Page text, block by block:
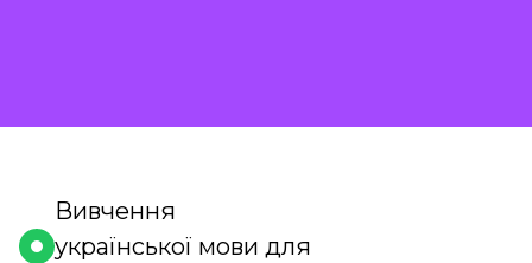
Вивчення
української мови для